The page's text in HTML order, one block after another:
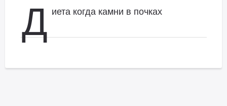
Д иета когда камни в почках